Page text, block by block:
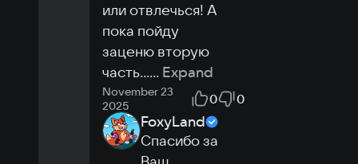
или отвлечься! А
пока пойду
заценю вторую
часть...... Expand
November 23
2025
0 0
FoxyLand
Спасибо за